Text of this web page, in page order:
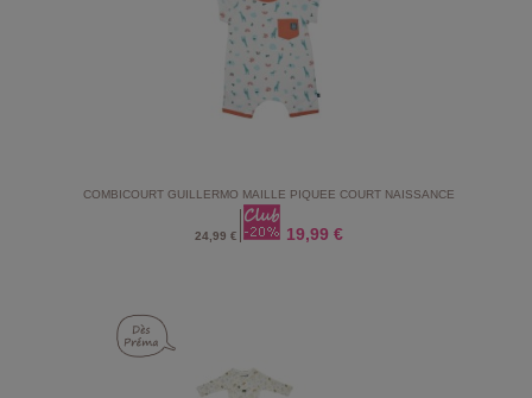
COMBICOURT GUILLERMO MAILLE PIQUEE COURT NAISSANCE
24,99 € 19,99 €